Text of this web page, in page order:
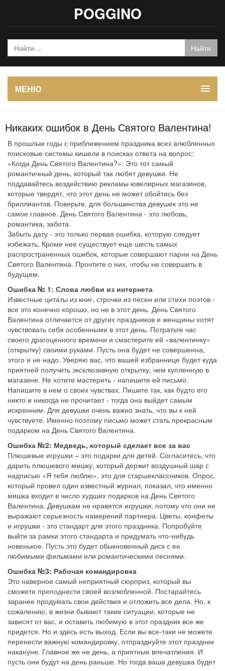
POGGINO
МЕНЮ
Никаких ошибок в День Святого Валентина!
В прошлые годы с приближением праздника всех влюбленных
поисковые системы кишели в поисках ответа на вопрос:
«Когда День Святого Валентина?». Это тот самый
романтичный день, который так любят девушки. Не
поддавайтесь воздействию рекламы ювелирных магазинов,
которые твердят, что этот день не может обойтись без
бриллиантов. Поверьте, для большинства девушек это не
самое главное. День Святого Валентина - это любовь,
романтика, забота.
Забыть дату - это только первая ошибка, которую следует
избежать. Кроме нее существует еще шесть самых
распространенных ошибок, которые совершают парни на День
Святого Валентина. Прочтите о них, чтобы не совершить в
будущем.
Ошибка № 1: Слова любви из интернета
Известные цитаты из книг, строчки из песен или стихи поэтов -
все это конечно хорошо, но не в этот день. День Святого
Валентина отличается от других праздников и женщины хотят
чувствовать себя особенными в этот день. Потратьте час
своего драгоценного времени и смастерите ей «валентинку»
(открытку) своими руками. Пусть она будет не совершенна,
этого и не надо. Уверяю вас, что вашей избраннице будет куда
приятней получить эксклюзивную открытку, чем купленную в
магазине. Не хотите мастерить - напишите ей письмо.
Напишите в нем о своих чувствах. Пишите так, как будто его
никто и никогда не прочитает - тогда она выйдет самым
искренним. Для девушки очень важно знать, что вы к ней
чувствуете. Именно поэтому письмо может стать прекрасным
подарком на День Святого Валентина.
Ошибка №2: Медведь, который сделает все за вас
Плюшевые игрушки – это подарки для детей. Согласитесь, что
дарить плюшевого мишку, который держит воздушный шар с
надписью «Я тебя люблю», это для старшеклассников. Опрос,
который провел один известный журнал, показал, что именно
мишка входит в число худших подарков на День Святого
Валентина. Девушкам не нравятся игрушки, потому что они не
выражают серьезность намерений партнера. Цветы, конфеты
и игрушки - это стандарт для этого праздника. Попробуйте
выйти за рамки этого стандарта и придумать что-нибудь
новенькое. Пусть это будет обыкновенный диск с ее
любимыми фильмами или романтическими песнями.
Ошибка №3: Рабочая командировка
Это наверное самый неприятный сюрприз, который вы
сможете преподнести своей возлюбленной. Постарайтесь
заранее продумать свои действия и отложить все дела. Но, к
сожалению, в жизни бывают такие ситуации, которые не
зависят от вас, и оставить любимую в этот праздник все же
придется. Но и здесь есть выход. Если вы все-таки не можете
перенести важную командировку, отпразднуйте этот праздник
накануне. Главное же не день, а приятные впечатления. И
пусть они будут на день раньше. Но тогда ваша девушка будет